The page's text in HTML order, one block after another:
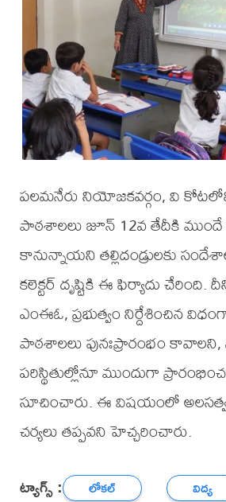
పలమనేరు నియోజకవర్గం, వి
పాఠశాలలు జూన్ 12వ తేదీకి ముందే
కానున్నాయని తల్లిదండ్రులకు
కలెక్టర్ దృష్టికి ఈ ఫిర్యాదు చేరింది.
ఎంఈఓ, ప్రభుత్వం నిర్దేశించిన
పాఠశాలలు పునఃప్రారంభం
పరిస్థితుల్లోనూ ముందుగా
సూచించారు. ఈ విషయంలో
చర్యలు తప్పవని హెచ్చరించారు.
ట్యాగ్స్ : లోకల్ విద్య